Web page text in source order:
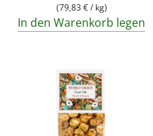
(79,83 €/ kg)
In den Warenkorb legen